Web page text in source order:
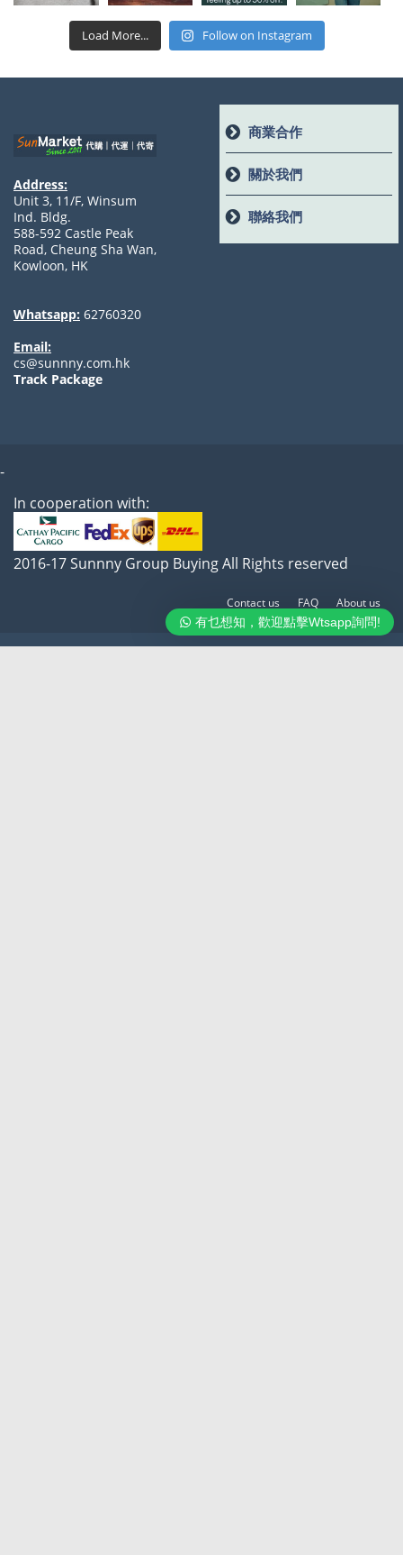
有乜想知，歡迎點擊Wtsapp詢問!
Load More... Follow on Instagram
Address:
Unit 3, 11/F, Winsum
Ind. Bldg.
588-592 Castle Peak
Road, Cheung Sha Wan,
Kowloon, HK
Whatsapp: 62760320
Email:
cs@sunnny.com.hk
Track Package
商業合作
關於我們
聯絡我們
-
In cooperation with:
2016-17 Sunnny Group Buying All Rights reserved
Contact us FAQ About us